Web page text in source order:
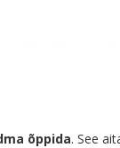
õppida. See